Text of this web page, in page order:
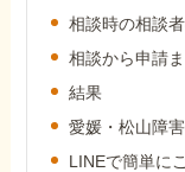
ホーム
障害年金の基
相談時の相談
相談から申請
結果
愛媛・松山障
LINEで簡単に